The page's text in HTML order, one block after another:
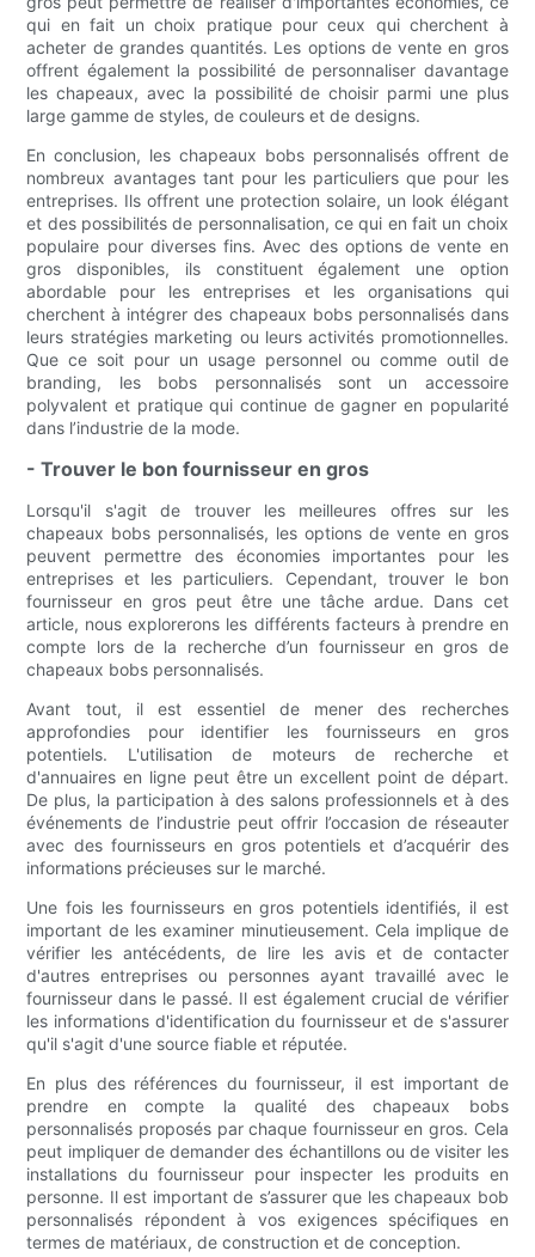
qui en fait un choix pratique pour ceux qui cherchent à
acheter de grandes quantités. Les options de vente en gros
offrent également la possibilité de personnaliser davantage
les chapeaux, avec la possibilité de choisir parmi une plus
large gamme de styles, de couleurs et de designs.
En conclusion, les chapeaux bobs personnalisés offrent de
nombreux avantages tant pour les particuliers que pour les
entreprises. Ils offrent une protection solaire, un look élégant
et des possibilités de personnalisation, ce qui en fait un choix
populaire pour diverses fins. Avec des options de vente en
gros disponibles, ils constituent également une option
abordable pour les entreprises et les organisations qui
cherchent à intégrer des chapeaux bobs personnalisés dans
leurs stratégies marketing ou leurs activités promotionnelles.
Que ce soit pour un usage personnel ou comme outil de
branding, les bobs personnalisés sont un accessoire
polyvalent et pratique qui continue de gagner en popularité
dans l’industrie de la mode.
- Trouver le bon fournisseur en gros
Lorsqu'il s'agit de trouver les meilleures offres sur les
chapeaux bobs personnalisés, les options de vente en gros
peuvent permettre des économies importantes pour les
entreprises et les particuliers. Cependant, trouver le bon
fournisseur en gros peut être une tâche ardue. Dans cet
article, nous explorerons les différents facteurs à prendre en
compte lors de la recherche d’un fournisseur en gros de
chapeaux bobs personnalisés.
Avant tout, il est essentiel de mener des recherches
approfondies pour identifier les fournisseurs en gros
potentiels. L'utilisation de moteurs de recherche et
d'annuaires en ligne peut être un excellent point de départ.
De plus, la participation à des salons professionnels et à des
événements de l’industrie peut offrir l’occasion de réseauter
avec des fournisseurs en gros potentiels et d’acquérir des
informations précieuses sur le marché.
Une fois les fournisseurs en gros potentiels identifiés, il est
important de les examiner minutieusement. Cela implique de
vérifier les antécédents, de lire les avis et de contacter
d'autres entreprises ou personnes ayant travaillé avec le
fournisseur dans le passé. Il est également crucial de vérifier
les informations d'identification du fournisseur et de s'assurer
qu'il s'agit d'une source fiable et réputée.
En plus des références du fournisseur, il est important de
prendre en compte la qualité des chapeaux bobs
personnalisés proposés par chaque fournisseur en gros. Cela
peut impliquer de demander des échantillons ou de visiter les
installations du fournisseur pour inspecter les produits en
personne. Il est important de s’assurer que les chapeaux bob
personnalisés répondent à vos exigences spécifiques en
termes de matériaux, de construction et de conception.